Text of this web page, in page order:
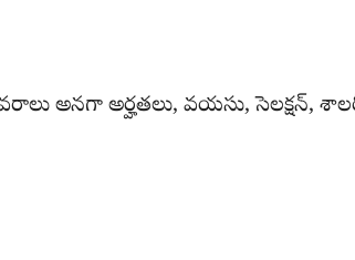
అనగా అర్హతలు, వయసు, సెలక్షన్,